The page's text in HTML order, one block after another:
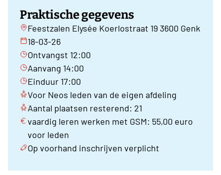
Praktische gegevens
Feestzalen Elysée Koerlostraat 19 3600 Genk
18-03-26
Ontvangst 12:00
Aanvang 14:00
Einduur 17:00
Voor Neos leden van de eigen afdeling
Aantal plaatsen resterend: 21
vaardig leren werken met GSM: 55,00 euro
voor leden
Op voorhand inschrijven verplicht